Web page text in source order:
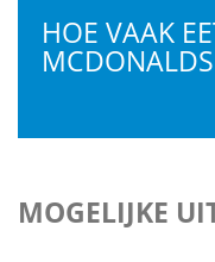
HOE VAAK
MOGELIJKE